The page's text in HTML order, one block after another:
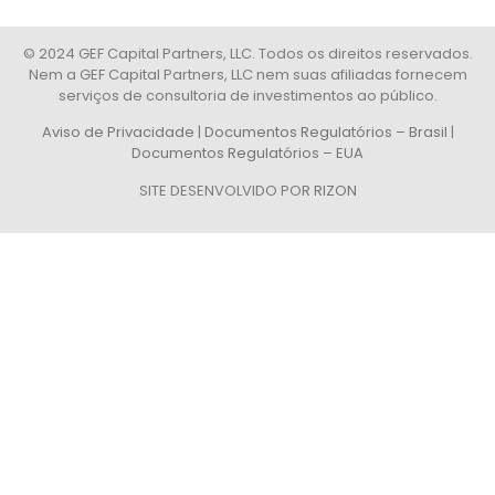
© 2024 GEF Capital Partners, LLC. Todos os direitos reservados.
Nem a GEF Capital Partners, LLC nem suas afiliadas fornecem
serviços de consultoria de investimentos ao público.
Aviso de Privacidade | Documentos Regulatórios – Brasil |
Documentos Regulatórios – EUA
SITE DESENVOLVIDO POR RIZON